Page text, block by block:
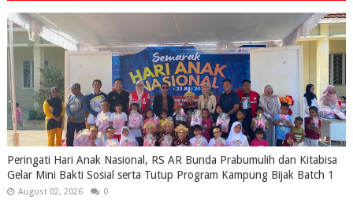
Peringati Hari Anak Nasional, RS AR Bunda Prabumulih dan Kitabisa
Gelar Mini Bakti Sosial serta Tutup Program Kampung Bijak Batch 1
August 02, 2026 0